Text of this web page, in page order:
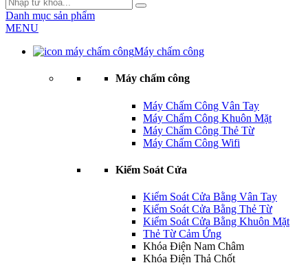
Danh mục sản phẩm
MENU
Máy chấm công
Máy chấm công
Máy Chấm Công Vân Tay
Máy Chấm Công Khuôn Mặt
Máy Chấm Công Thẻ Từ
Máy Chấm Công Wifi
Kiểm Soát Cửa
Kiểm Soát Cửa Bằng Vân Tay
Kiểm Soát Cửa Bằng Thẻ Từ
Kiểm Soát Cửa Bằng Khuôn Mặt
Thẻ Từ Cảm Ứng
Khóa Điện Nam Châm
Khóa Điện Thả Chốt